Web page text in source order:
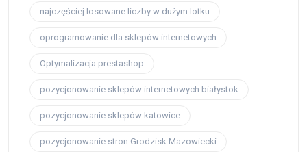
najczęściej losowane liczby w dużym lotku
oprogramowanie dla sklepów internetowych
Optymalizacja prestashop
pozycjonowanie sklepów internetowych białystok
pozycjonowanie sklepów katowice
pozycjonowanie stron Grodzisk Mazowiecki